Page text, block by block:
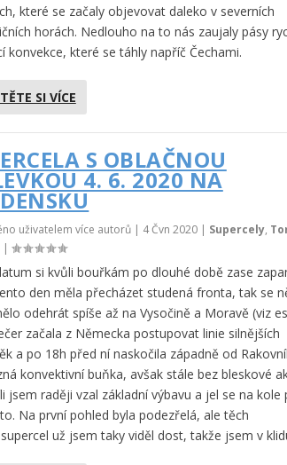
které se začaly objevovat daleko v severních
horách. Nedlouho na to nás zaujaly pásy
konvekce, které se táhly napříč Čechami.
SI VÍCE
S OBLAČNOU
4. 6. 2020 NA
uživatelem více autorů | 4 Čvn 2020| Supercely,
|
si kvůli bouřkám po dlouhé době zase
den měla přecházet studená fronta, tak se
odehrát spíše až na Vysočině a Moravě (viz
začala z Německa postupovat linie silnějších
a po 18h před ní naskočila západně od
konvektivní buňka, avšak stále bez bleskové
jsem raději vzal základní výbavu a jel se na kole
Na první pohled byla podezřelá, ale těch
už jsem taky viděl dost, takže jsem v